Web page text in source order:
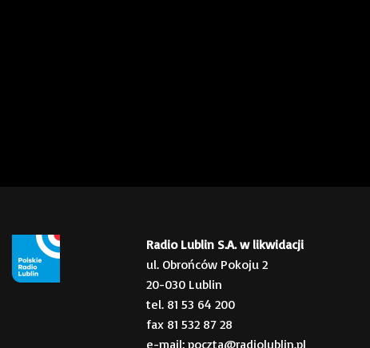
Radio Lublin S.A. w likwidacji
ul. Obrońców Pokoju 2
20-030 Lublin
tel. 81 53 64 200
fax 81 532 87 28
e-mail: poczta@radiolublin.pl